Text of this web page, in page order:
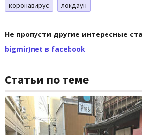
коронавирус
локдаун
Не пропусти другие интересные
bigmir)net в facebook
Статьи по теме